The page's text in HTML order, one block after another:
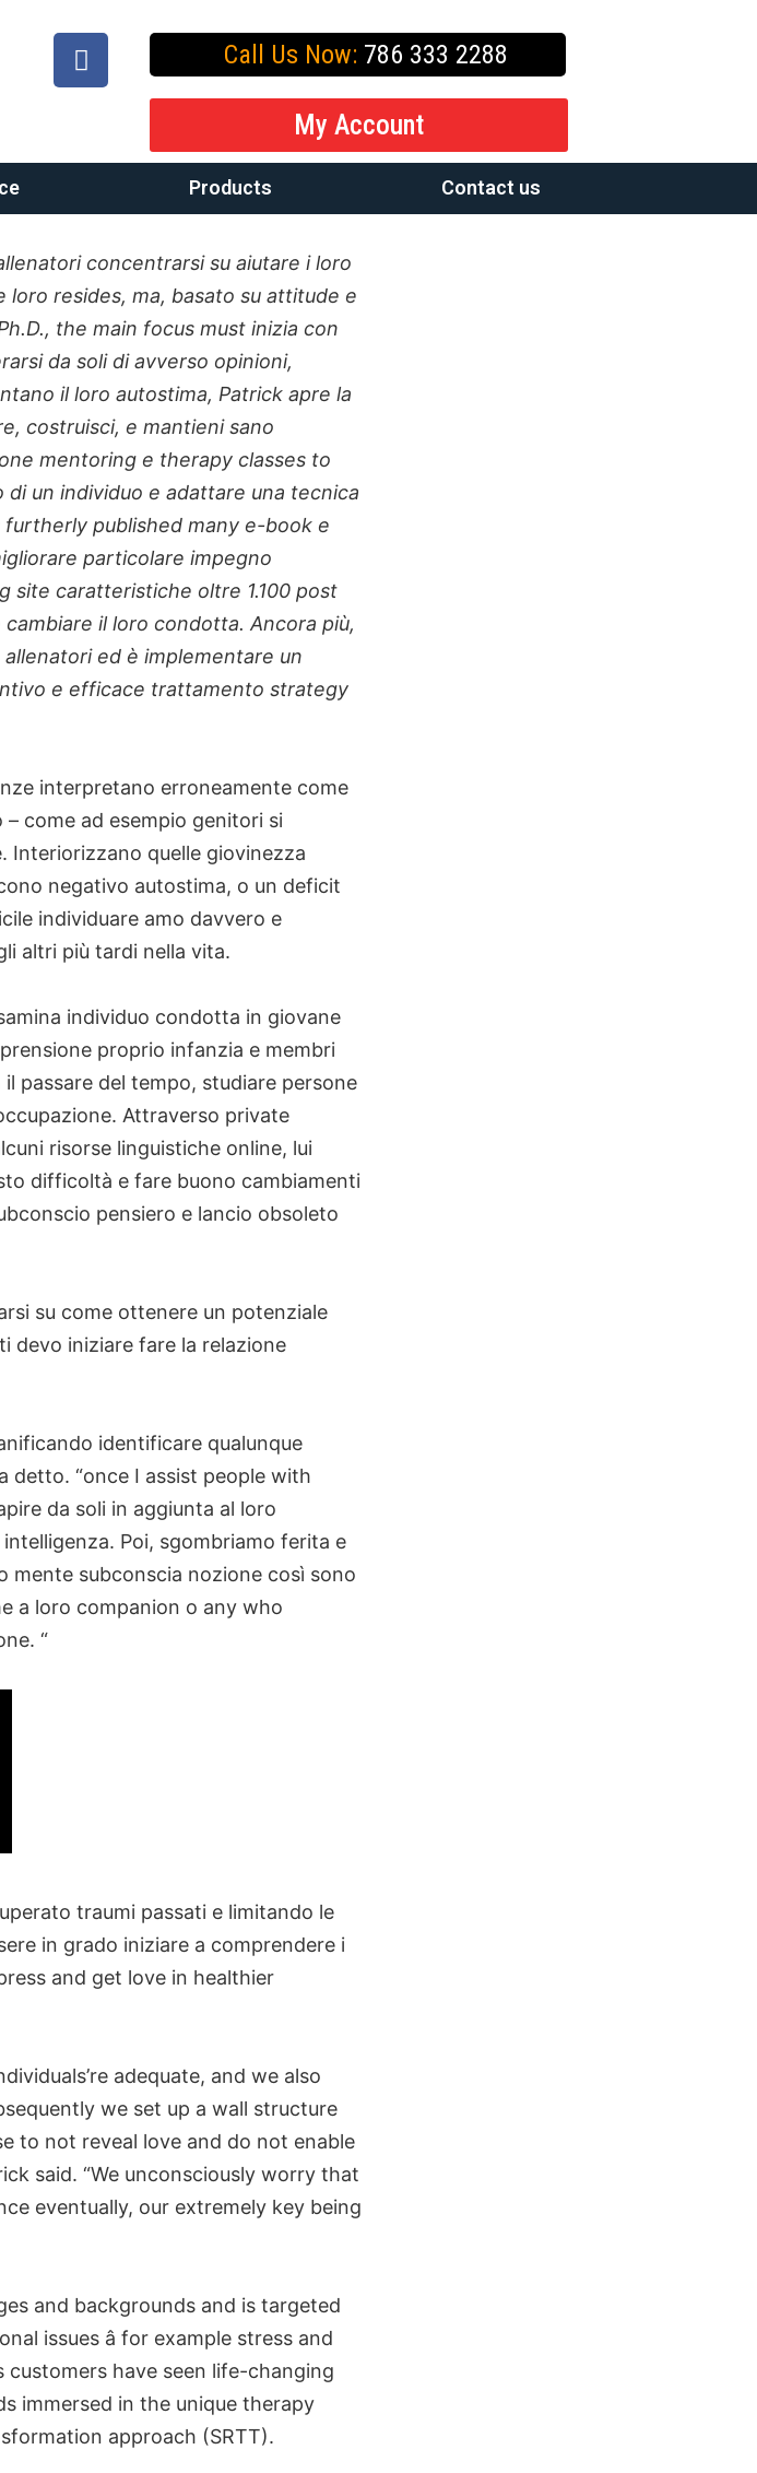
Call Us Now: 786 333 2288
My Account
Products Contact us
concentrarsi su aiutare i loro
resides, ma, basato su attitude e
the main focus must inizia con
da soli di avverso opinioni,
il loro autostima, Patrick apre la
costruisci, e mantieni sano
mentoring e therapy classes to
di un individuo e adattare una tecnica
published many e-book e
particolare impegno
site caratteristiche oltre 1.100 post
il loro condotta. Ancora più,
ed è implementare un
e efficace trattamento strategy
interpretano erroneamente come
come ad esempio genitori si
Interiorizzano quelle giovinezza
negativo autostima, o un deficit
individuare amo davvero e
altri più tardi nella vita.
individuo condotta in giovane
proprio infanzia e membri
passare del tempo, studiare persone
Attraverso private
risorse linguistiche online, lui
difficoltà e fare buono cambiamenti
pensiero e lancio obsoleto
su come ottenere un potenziale
devo iniziare fare la relazione
identificare qualunque
detto. “once I assist people with
da soli in aggiunta al loro
Poi, sgombriamo ferita e
mente subconscia nozione così sono
a loro companion o any who
“
traumi passati e limitando le
in grado iniziare a comprendere i
and get love in healthier
adequate, and we also
we set up a wall structure
to not reveal love and do not enable
said. “We unconsciously worry that
eventually, our extremely key being
and backgrounds and is targeted
issues â for example stress and
customers have seen life-changing
immersed in the unique therapy
approach (SRTT).